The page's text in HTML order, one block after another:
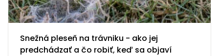
Snežná pleseň na trávniku - ako jej
predchádzať a čo robiť, keď sa objaví